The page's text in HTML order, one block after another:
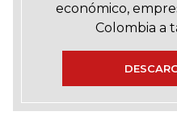
económico,
Colombia a